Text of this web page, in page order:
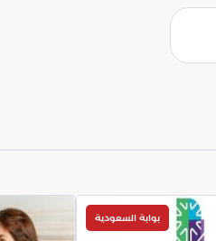
بوابة السعودية